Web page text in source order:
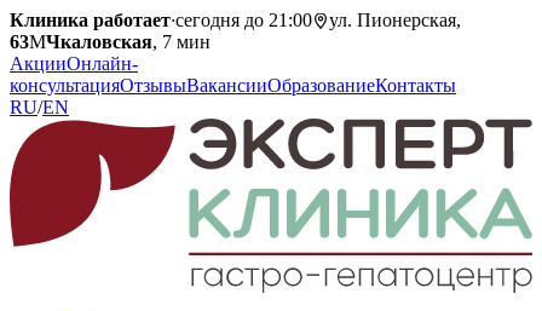
Клиника работает·сегодня до 21:00
ул. Пионерская,
63МЧкаловская, 7 мин
АкцииОнлайн-
консультацияОтзывыВакансииОбразованиеКонтакты
RU/EN